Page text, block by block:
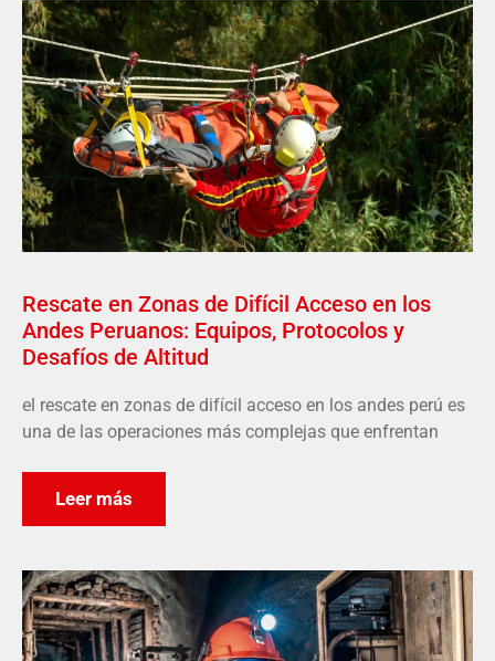
Rescate en Zonas de Difícil Acceso en los
Andes Peruanos: Equipos, Protocolos y
Desafíos de Altitud
el rescate en zonas de difícil acceso en los andes perú es
una de las operaciones más complejas que enfrentan
Leer más